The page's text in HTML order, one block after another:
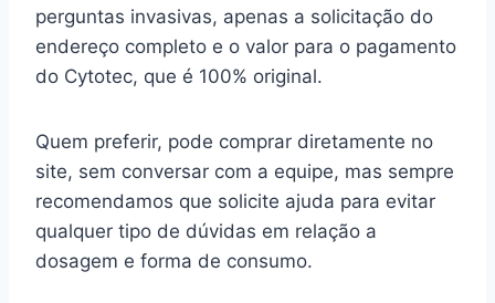
perguntas invasivas, apenas a solicitação do
endereço completo e o valor para o pagamento
do Cytotec, que é 100% original.
Quem preferir, pode comprar diretamente no
site, sem conversar com a equipe, mas sempre
recomendamos que solicite ajuda para evitar
qualquer tipo de dúvidas em relação a
dosagem e forma de consumo.